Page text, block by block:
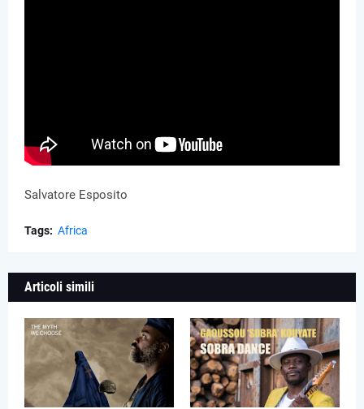
Salvatore Esposito
Tags: Africa
Articoli simili